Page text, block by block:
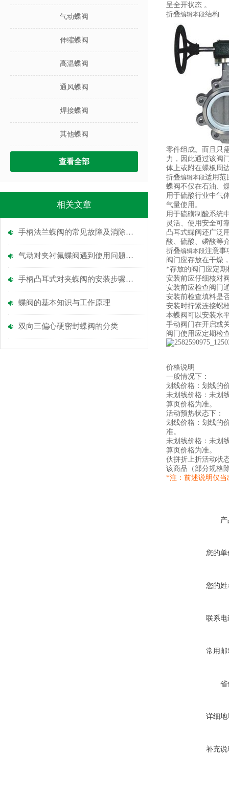
气动蝶阀
伸缩蝶阀
高温蝶阀
通风蝶阀
焊接蝶阀
其他蝶阀
查看全部
相关文章
手柄法兰蝶阀的常见故障及消除方法
气动对夹衬氟蝶阀遇到使用问题该如何解决
手柄凸耳式对夹蝶阀的安装步骤说明
蝶阀的基本知识与工作原理
双向三偏心硬密封蝶阀的分类
呈全开状态 。
折叠编辑本段结构
零件组成。而且只
力，因此通过该阀
体上或附在蝶板周
折叠编辑本段适用范
蝶阀不仅在石油、
用于硫酸行业中气
气量使用。
用于硫磺制酸系统
灵活、使用安全可
凸耳式蝶阀还广泛
酸、硫酸、磷酸等
折叠编辑本段注意事
阀门应存放在干燥
*存放的阀门应定
安装前应仔细核对
安装前应检查阀门
安装前检查填料是
安装时拧紧连接螺
本蝶阀可以安装水
手动阀门在开启或
阀门使用应定期检
价格说明
一般情况下：
划线价格：划线的
未划线价格：未划
算页价格为准。
活动预热状态下：
划线价格：划线的
准。
未划线价格：未划
算页价格为准。
伙拼折上折活动状
该商品（部分规格
*注：前述说明仅当
您的单
您的姓
联系电
常用邮
省
详细地
补充说